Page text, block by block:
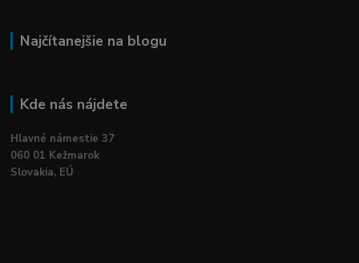
Najčítanejšie na blogu
Kde nás nájdete
Hlavné námestie 37
060 01 Kežmarok
Slovakia, EÚ